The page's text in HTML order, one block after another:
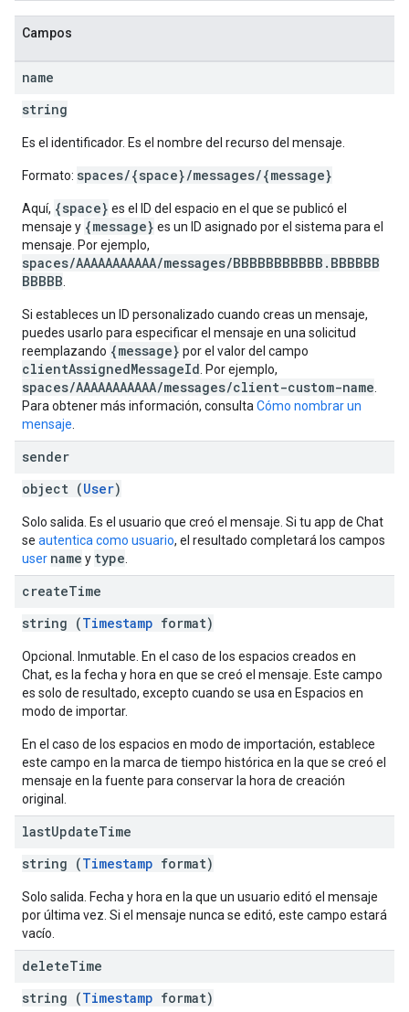
Campos
name
string
Es el identificador. Es el nombre del recurso del mensaje.
Formato: spaces/{space}/messages/{message}
Aquí, {space} es el ID del espacio en el que se publicó el
mensaje y {message} es un ID asignado por el sistema para el
mensaje. Por ejemplo,
spaces/AAAAAAAAAAA/messages/BBBBBBBBBBB.BBBBBB
BBBBB
Si estableces un ID personalizado cuando creas un mensaje,
puedes usarlo para especificar el mensaje en una solicitud
reemplazando {message} por el valor del campo
clientAssignedMessageId . Por ejemplo,
spaces/AAAAAAAAAAA/messages/client-custom-name
Para obtener más información, consulta Cómo nombrar un
mensaje
sender
object (User)
Solo salida. Es el usuario que creó el mensaje. Si tu app de Chat
se autentica como usuario, el resultado completará los campos
user name y type
createTime
string (Timestamp format)
Opcional. Inmutable. En el caso de los espacios creados en
Chat, es la fecha y hora en que se creó el mensaje. Este campo
es solo de resultado, excepto cuando se usa en Espacios en
modo de importar.
En el caso de los espacios en modo de importación, establece
este campo en la marca de tiempo histórica en la que se creó el
mensaje en la fuente para conservar la hora de creación
original.
lastUpdateTime
string (Timestamp format)
Solo salida. Fecha y hora en la que un usuario editó el mensaje
por última vez. Si el mensaje nunca se editó, este campo estará
vacío.
deleteTime
string (Timestamp format)